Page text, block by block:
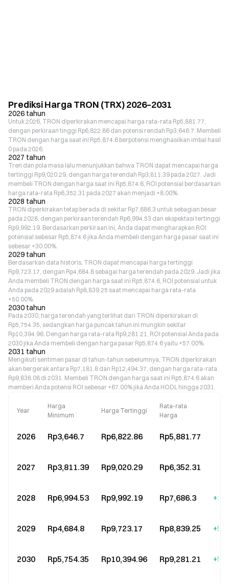
Prediksi Harga TRON (TRX) 2026–2031
2026 tahun
Untuk 2026, TRON diperkirakan mencapai harga rata-rata Rp5,881.77,
dengan perkiraan tinggi Rp6,822.86 dan potensi rendah Rp3,646.7. Membeli
TRON dengan harga saat ini Rp5,874.6 berpotensi menghasilkan imbal hasil
0 pada 2026.
2027 tahun
Tren dan pola masa lalu menunjukkan bahwa TRON dapat mencapai harga
tertinggi Rp9,020.29, dengan harga terendah Rp3,811.39 pada 2027. Jadi
membeli TRON dengan harga saat ini Rp5,874.6, ROI potensial berdasarkan
harga rata-rata Rp6,352.31 pada 2027 akan menjadi +8.00%.
2028 tahun
TRON diperkirakan tetap berada di sekitar Rp7,686.3 untuk sebagian besar
pada 2028, dengan perkiraan terendah Rp6,994.53 dan ekspektasi tertinggi
Rp9,992.19. Berdasarkan perkiraan ini, Anda dapat mengharapkan ROI
potensial sebesar Rp5,874.6 jika Anda membeli dengan harga pasar saat ini
sebesar +30.00%.
2029 tahun
Berdasarkan data historis, TRON dapat mencapai harga tertinggi
Rp9,723.17, dengan Rp4,684.8 sebagai harga terendah pada 2029. Jadi jika
Anda membeli TRON dengan harga saat ini Rp5,874.6, ROI potensial untuk
Anda pada 2029 adalah Rp8,839.25 saat mencapai harga rata-rata
+50.00%.
2030 tahun
Pada 2030, harga terendah yang terlihat dari TRON diperkirakan di
Rp5,754.35, sedangkan harga puncak tahun ini mungkin sekitar
Rp10,394.96. Dengan harga rata-rata Rp9,281.21, ROI potensial Anda pada
2030 jika Anda membeli dengan harga pasar Rp5,874.6 yaitu +57.00%.
2031 tahun
Mengikuti sentimen pasar di tahun-tahun sebelumnya, TRON diperkirakan
akan bergerak antara Rp7,181.8 dan Rp12,494.37, dengan harga rata-rata
Rp9,838.08 di 2031. Membeli TRON dengan harga saat ini Rp5,874.6 akan
memberi Anda potensi ROI sebesar +67.00% jika Anda HODL hingga 2031.
Year
Harga
Minimum
Harga Tertinggi
Rata-rata
Harga
2026 Rp3,646.7 Rp6,822.86 Rp5,881.77
2027 Rp3,811.39 Rp9,020.29 Rp6,352.31
2028 Rp6,994.53 Rp9,992.19 Rp7,686.3
2029 Rp4,684.8 Rp9,723.17 Rp8,839.25
2030 Rp5,754.35 Rp10,394.96 Rp9,281.21